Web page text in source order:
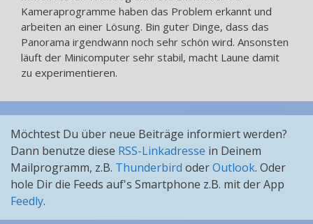
Kameraprogramme haben das Problem erkannt und
arbeiten an einer Lösung. Bin guter Dinge, dass das
Panorama irgendwann noch sehr schön wird. Ansonsten
läuft der Minicomputer sehr stabil, macht Laune damit
zu experimentieren.
Möchtest Du über neue Beiträge informiert werden?
Dann benutze diese RSS-Linkadresse in Deinem
Mailprogramm, z.B. Thunderbird oderOutlook. Oder
hole Dir die Feeds auf's Smartphone z.B. mit der App
Feedly.